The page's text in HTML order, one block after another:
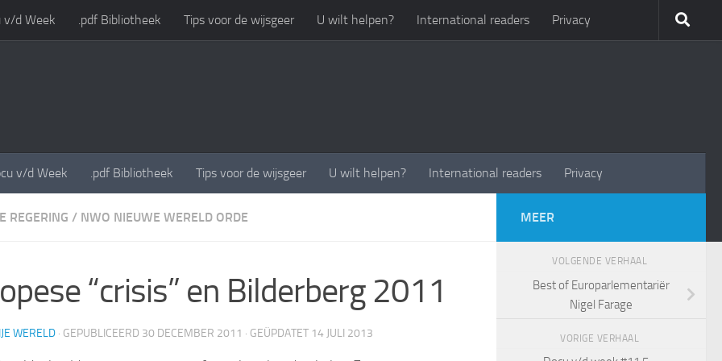
v/d Week .pdf Bibliotheek Tips voor de wijsgeer U wilt helpen? International readers Privacy
v/d Week .pdf Bibliotheek Tips voor de wijsgeer U wilt helpen? International readers Privacy
REGERING / NWO NIEUWE WERELD ORDE
“crisis” en Bilderberg 2011
WERELD · GEPUBLICEERD 30 DECEMBER 2011 · GEÜPDATET 14 JULI 2013
MEER
VOLGENDE VERHAAL
Best of Europarlementariër
Nigel Farage
VORIGE VERHAAL